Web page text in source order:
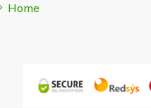
Home